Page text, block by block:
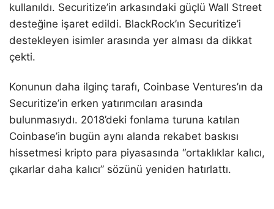
kullanıldı. Securitize’in arkasındaki güçlü Wall Street
desteğine işaret edildi. BlackRock’ın Securitize’i
destekleyen isimler arasında yer alması da dikkat
çekti.
Konunun daha ilginç tarafı, Coinbase Ventures’ın da
Securitize’in erken yatırımcıları arasında
bulunmasıydı. 2018’deki fonlama turuna katılan
Coinbase’in bugün aynı alanda rekabet baskısı
hissetmesi kripto para piyasasında “ortaklıklar kalıcı,
çıkarlar daha kalıcı” sözünü yeniden hatırlattı.